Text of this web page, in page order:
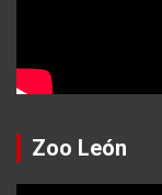
Zoo León